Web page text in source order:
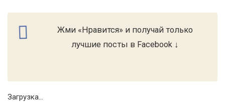
Жми «Нравится» и получай только
лучшие посты в Facebook ↓
Загрузка...